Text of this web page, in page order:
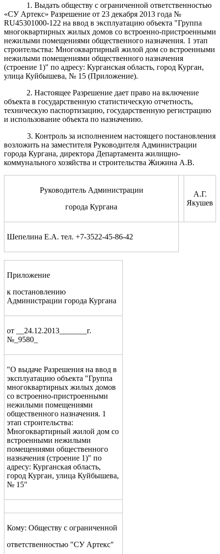
1. Выдать обществу с ограниченной ответственностью
«СУ Артекс» Разрешение от 23 декабря 2013 года №
RU45301000-122 на ввод в эксплуатацию объекта "Группа
многоквартирных жилых домов со встроенно-пристроенными
нежилыми помещениями общественного назначения. 1 этап
строительства: Многоквартирный жилой дом со встроенными
нежилыми помещениями общественного назначения
(строение 1)" по адресу: Курганская область, город Курган,
улица Куйбышева, № 15 (Приложение).
2. Настоящее Разрешение дает право на включение
объекта в государственную статистическую отчетность,
техническую паспортизацию, государственную регистрацию
и использование объекта по назначению.
3. Контроль за исполнением настоящего постановления
возложить на заместителя Руководителя Администрации
города Кургана, директора Департамента жилищно-
коммунального хозяйства и строительства Жижина А.В.
Руководитель Администрации
города Кургана
А.Г.
Якушев
Шепелина Е.А. тел. +7-3522-45-86-42
Приложение
к постановлению
Администрации города Кургана
от __24.12.2013_______г.
№_9580_
"О выдаче Разрешения на ввод в
эксплуатацию объекта "Группа
многоквартирных жилых домов
со встроенно-пристроенными
нежилыми помещениями
общественного назначения. 1
этап строительства:
Многоквартирный жилой дом со
встроенными нежилыми
помещениями общественного
назначения (строение 1)" по
адресу: Курганская область,
город Курган, улица Куйбышева,
№ 15"
Кому: Обществу с ограниченной
ответственностью "СУ Артекс"